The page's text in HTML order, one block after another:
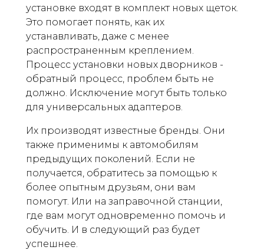
установке входят в комплект новых щеток.
Это помогает понять, как их
устанавливать, даже с менее
распространенным креплением.
Процесс установки новых дворников -
обратный процесс, проблем быть не
должно. Исключение могут быть только
для универсальных адаптеров.
Их производят известные бренды. Они
также применимы к автомобилям
предыдущих поколений. Если не
получается, обратитесь за помощью к
более опытным друзьям, они вам
помогут. Или на заправочной станции,
где вам могут одновременно помочь и
обучить. И в следующий раз будет
успешнее.